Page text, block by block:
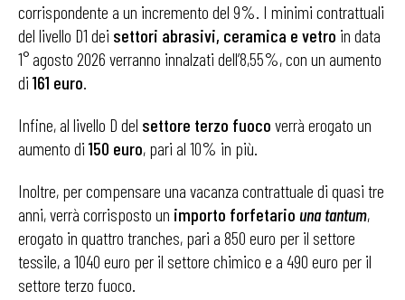
corrispondente a un incremento del 9%. I minimi contrattuali
del livello D1 dei settori abrasivi, ceramica e vetro in data
1° agosto 2026 verranno innalzati dell’8,55%, con un aumento
di161 euro.
Infine, al livello D del settore terzo fuoco verrà erogato un
aumento di150 euro, pari al 10% in più.
Inoltre, per compensare una vacanza contrattuale di quasi tre
anni, verrà corrisposto un importo forfetario una tantum,
erogato in quattro tranches, pari a 850 euro per il settore
tessile, a 1040 euro per il settore chimico e a 490 euro per il
settore terzo fuoco.